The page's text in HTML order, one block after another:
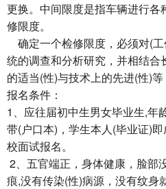
更换。中间限度是指车辆进行各
修限度。
确定一个检修限度，必须对(
统的调查和分析研究，并相结
的适当(性)与技术上的先进(性)等
报名条件：
1、应往届初中生男女毕业生,
带(户口本)，学生本人(毕业证)
校面试报名。
2、五官端正，身体健康，脸部
痕,没有传染(性)病源，没有纹身